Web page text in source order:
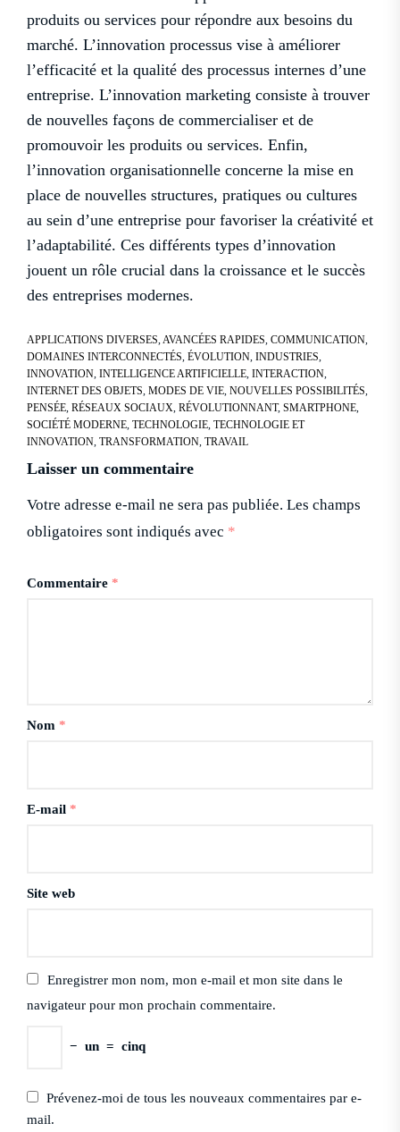
produits ou services pour répondre aux besoins du
marché. L’innovation processus vise à améliorer
l’efficacité et la qualité des processus internes d’une
entreprise. L’innovation marketing consiste à trouver
de nouvelles façons de commercialiser et de
promouvoir les produits ou services. Enfin,
l’innovation organisationnelle concerne la mise en
place de nouvelles structures, pratiques ou cultures
au sein d’une entreprise pour favoriser la créativité et
l’adaptabilité. Ces différents types d’innovation
jouent un rôle crucial dans la croissance et le succès
des entreprises modernes.
APPLICATIONS DIVERSES AVANCÉES RAPIDES COMMUNICATION
DOMAINES INTERCONNECTÉS ÉVOLUTION INDUSTRIES
INNOVATION INTELLIGENCE ARTIFICIELLE INTERACTION
INTERNET DES OBJETS MODES DE VIE NOUVELLES POSSIBILITÉS
PENSÉE RÉSEAUX SOCIAUX RÉVOLUTIONNANT, SMARTPHONE
SOCIÉTÉ MODERNE TECHNOLOGIE TECHNOLOGIE ET
INNOVATION TRANSFORMATION TRAVAIL
Laisser un commentaire
Votre adresse e-mail ne sera pas publiée. Les champs
obligatoires sont indiqués avec *
Commentaire *
Nom *
E-mail *
Site web
Enregistrer mon nom, mon e-mail et mon site dans le
navigateur pour mon prochain commentaire.
− un = cinq
Prévenez-moi de tous les nouveaux commentaires par e-
mail.